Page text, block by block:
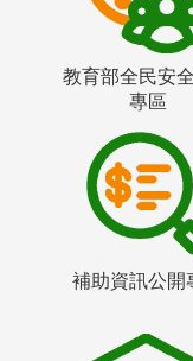
教育部全民安全
專區
補助資訊公開